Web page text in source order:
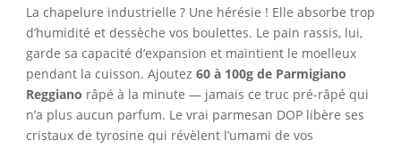
La chapelure industrielle ? Une hérésie ! Elle absorbe trop
d’humidité et dessèche vos boulettes. Le pain rassis, lui,
garde sa capacité d’expansion et maintient le moelleux
pendant la cuisson. Ajoutez 60 à 100g de Parmigiano
Reggiano râpé à la minute — jamais ce truc pré-râpé qui
n’a plus aucun parfum. Le vrai parmesan DOP libère ses
cristaux de tyrosine qui révèlent l’umami de vos